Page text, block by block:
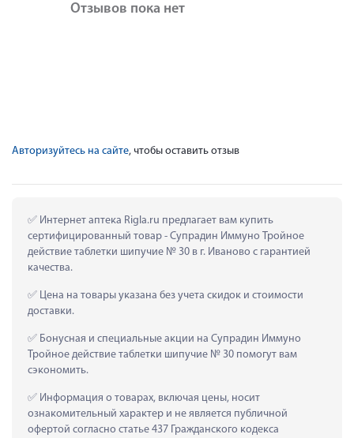
Отзывов пока нет
Авторизуйтесь на сайте, чтобы оставить отзыв
Интернет аптека Rigla.ru предлагает вам купить
сертифицированный товар - Супрадин Иммуно Тройное
действие таблетки шипучие № 30 в г. Иваново с гарантией
качества.
Цена на товары указана без учета скидок и стоимости
доставки.
Бонусная и специальные акции на Супрадин Иммуно
Тройное действие таблетки шипучие № 30 помогут вам
сэкономить.
Информация о товарах, включая цены, носит
ознакомительный характер и не является публичной
офертой согласно статье 437 Гражданского кодекса